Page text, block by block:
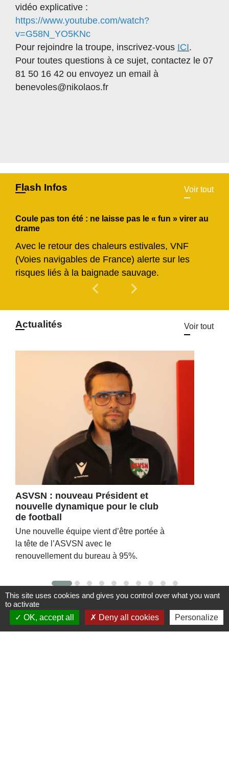
vidéo explicative :
https://www.youtube.com/watch?
v=G58N_YO5KNc
Pour rejoindre la troupe, inscrivez-vous ICI.
Pour toutes questions à ce sujet, contactez le 07
81 50 16 42 ou envoyez un email à
benevoles@nikolaos.fr
Flash Infos Voir tout
Coule pas ton été : ne laisse pas le « fun » virer au
drame
Avec le retour des chaleurs estivales, VNF
(Voies navigables de France) alerte sur les
risques liés à la baignade sauvage.
chevron_left Previous
chevron_right
Actualités Voir tout
ASVSN : nouveau Président et
nouvelle dynamique pour le club
de football
Une nouvelle équipe vient d’être portée à
la tête de l’ASVSN avec le
renouvellement du bureau à 95%.
Contacts
This site uses cookies and gives you control over what you want
to activate
OK, accept all
Deny all cookies Personalize